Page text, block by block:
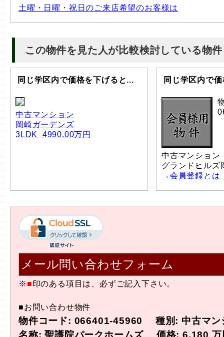
土曜・日曜・祝日のご来店希望のお客様は
この物件を見た人が比較検討している物件
同じ学区内で価格を下げると...
中古マンション
岡崎ガーデンズ
3LDK 4990.00万円
同じ学区内で
中古マンション
グランドヒルズ
→会員登録とは
メール問い合わせフォーム
※ ■印のある項目は、必ずご記入下さい。
■お問い合わせ物件
物件コード: 066401-45960 種別: 中古マン
名称: 聖護院パークホームズ 価格: 6,180 万